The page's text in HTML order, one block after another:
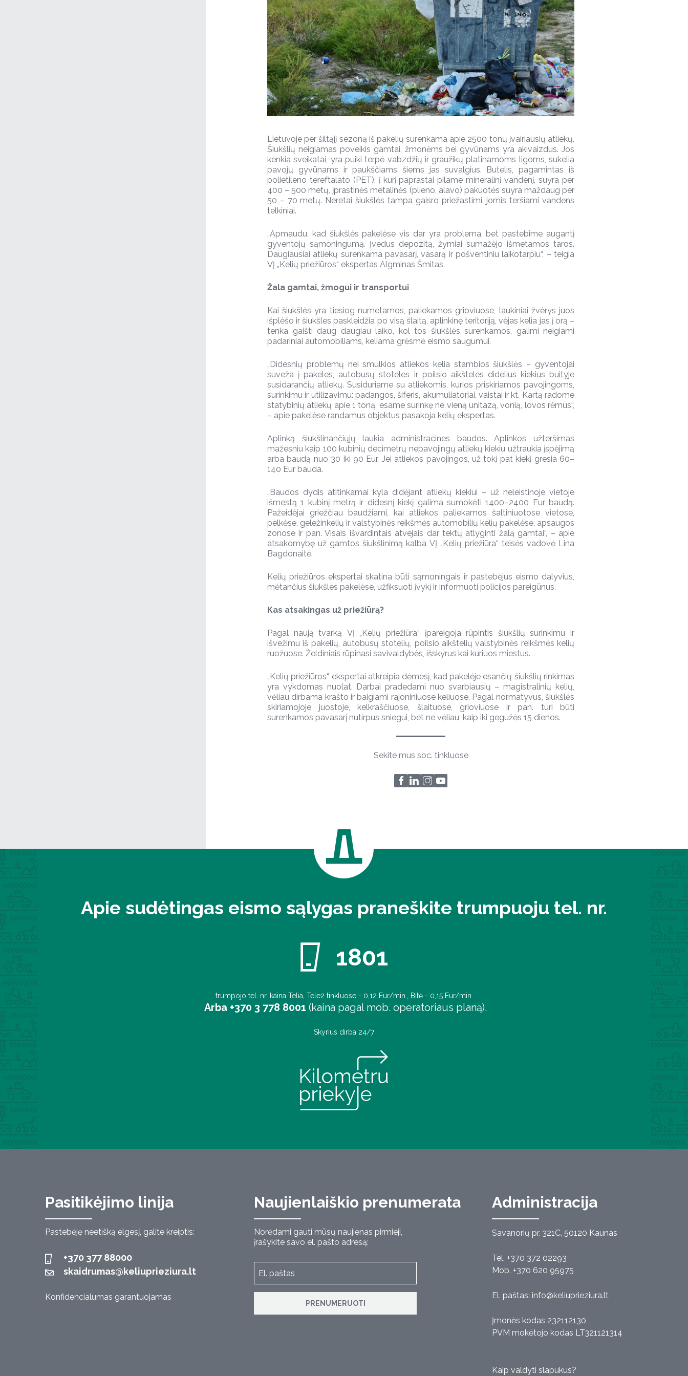
Lietuvoje per šiltąjį sezoną iš pakelių surenkama apie 2500 tonų įvairiausių atliekų.
Šiukšlių neigiamas poveikis gamtai, žmonėms bei gyvūnams yra akivaizdus. Jos
kenkia sveikatai, yra puiki terpė vabzdžių ir graužikų platinamoms ligoms, sukelia
pavojų gyvūnams ir paukščiams šiems jas suvalgius. Butelis, pagamintas iš
polietileno tereftalato (PET), į kurį paprastai pilame mineralinį vandenį, suyra per
400 – 500 metų, įprastinės metalinės (plieno, alavo) pakuotės suyra maždaug per
50 – 70 metų. Neretai šiukšlės tampa gaisro priežastimi, jomis teršiami vandens
telkiniai.
„Apmaudu, kad šiukšlės pakelėse vis dar yra problema, bet pastebime augantį
gyventojų sąmoningumą. Įvedus depozitą, žymiai sumažėjo išmetamos taros.
Daugiausiai atliekų surenkama pavasarį, vasarą ir pošventiniu laikotarpiu“, – teigia
VĮ „Kelių priežiūros“ ekspertas Algminas Šmitas.
Žala gamtai, žmogui ir transportui
Kai šiukšlės yra tiesiog numetamos, paliekamos grioviuose, laukiniai žvėrys juos
išplėšo ir šiukšles paskleidžia po visą šlaitą, aplinkinę teritoriją, vėjas kelia jas į orą –
tenka gaišti daug daugiau laiko, kol tos šiukšlės surenkamos, galimi neigiami
padariniai automobiliams, keliama grėsmė eismo saugumui.
„Didesnių problemų nei smulkios atliekos kelia stambios šiukšlės – gyventojai
suveža į pakeles, autobusų stoteles ir poilsio aikšteles didelius kiekius buityje
susidarančių atliekų. Susiduriame su atliekomis, kurios priskiriamos pavojingoms,
surinkimu ir utilizavimu: padangos, šiferis, akumuliatoriai, vaistai ir kt. Kartą radome
statybinių atliekų apie 1 toną, esame surinkę ne vieną unitazą, vonią, lovos rėmus“,
– apie pakelėse randamus objektus pasakoja kelių ekspertas.
Aplinką šiukšlinančiųjų laukia administracines baudos. Aplinkos užteršimas
mažesniu kaip 100 kubinių decimetrų nepavojingų atliekų kiekiu užtraukia įspėjimą
arba baudą nuo 30 iki 90 Eur. Jei atliekos pavojingos, už tokį pat kiekį gresia 60–
140 Eur bauda.
„Baudos dydis atitinkamai kyla didėjant atliekų kiekiui – už neleistinoje vietoje
išmestą 1 kubinį metrą ir didesnį kiekį galima sumokėti 1400–2400 Eur baudą.
Pažeidėjai griežčiau baudžiami, kai atliekos paliekamos šaltiniuotose vietose,
pelkėse, geležinkelių ir valstybinės reikšmės automobilių kelių pakelėse, apsaugos
zonose ir pan. Visais išvardintais atvejais dar tektų atlyginti žalą gamtai“, – apie
atsakomybę už gamtos šiukšlinimą kalba VĮ „Kelių priežiūra“ teisės vadovė Lina
Bagdonaitė.
Kelių priežiūros ekspertai skatina būti sąmoningais ir pastebėjus eismo dalyvius,
mėtančius šiukšles pakelėse, užfiksuoti įvykį ir informuoti policijos pareigūnus.
Kas atsakingas už priežiūrą?
Pagal naują tvarką VĮ „Kelių priežiūra“ įpareigoja rūpintis šiukšlių surinkimu ir
išvežimu iš pakelių, autobusų stotelių, poilsio aikštelių valstybinės reikšmės kelių
ruožuose. Želdiniais rūpinasi savivaldybės, išskyrus kai kuriuos miestus.
„Kelių priežiūros“ ekspertai atkreipia dėmesį, kad pakelėje esančių šiukšlių rinkimas
yra vykdomas nuolat. Darbai pradedami nuo svarbiausių – magistralinių kelių,
vėliau dirbama krašto ir baigiami rajoniniuose keliuose. Pagal normatyvus, šiukšlės
skiriamojoje juostoje, kelkraščiuose, šlaituose, grioviuose ir pan. turi būti
surenkamos pavasarį nutirpus sniegui, bet ne vėliau, kaip iki gegužės 15 dienos.
Sekite mus soc. tinkluose
Apie sudėtingas eismo sąlygas praneškite trumpuoju tel. nr.
1801
trumpojo tel. nr. kaina Telia, Tele2 tinkluose - 0,12 Eur/min., Bitė - 0,15 Eur/min.
Arba +370 3 778 8001 (kaina pagal mob. operatoriaus planą).
Skyrius dirba 24/7
Pasitikėjimo linija
Pastebėję neetišką elgesį, galite kreiptis:
+370 377 88000
skaidrumas@keliuprieziura.lt
Konfidencialumas garantuojamas
Naujienlaiškio prenumerata
Norėdami gauti mūsų naujienas pirmieji,
įrašykite savo el. pašto adresą:
PRENUMERUOTI
Administracija
Savanorių pr. 321C, 50120 Kaunas
Tel. +370 372 02293
Mob. +370 620 95975
El. paštas: info@keliuprieziura.lt
Įmonės kodas 232112130
PVM mokėtojo kodas LT321121314
Kaip valdyti slapukus?